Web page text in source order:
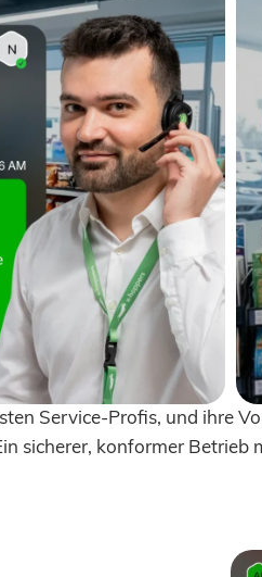
Service-Profis, und ihre
sicherer, konformer